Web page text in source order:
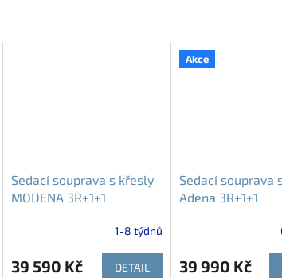
Sedací souprava s křesly
MODENA 3R+1+1
1-8 týdnů
39 590 Kč DETAIL
Akce
Sedací souprava
Adena 3R+1+1
39 990 Kč